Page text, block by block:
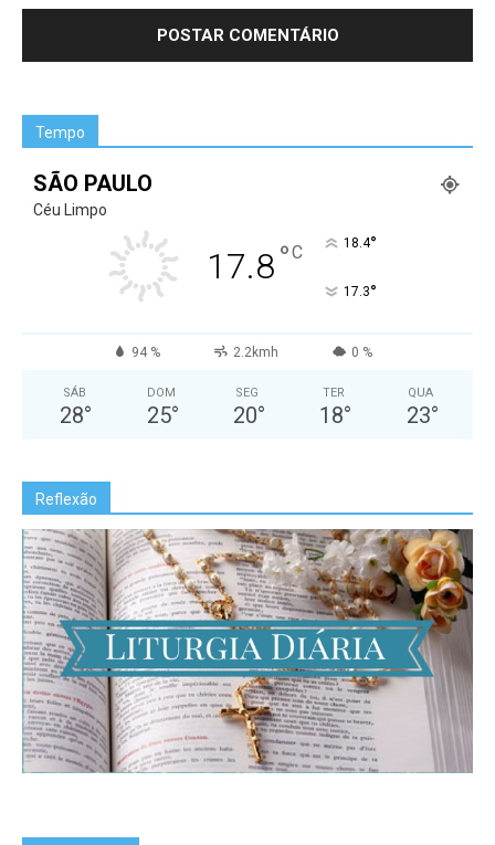
Tempo
SÃO PAULO
Céu Limpo
17.8°C 18.4°
17.3°
94 % 2.2kmh 0 %
SÁB
28°
DOM
25°
SEG
20°
TER
18°
QUA
23°
Reflexão